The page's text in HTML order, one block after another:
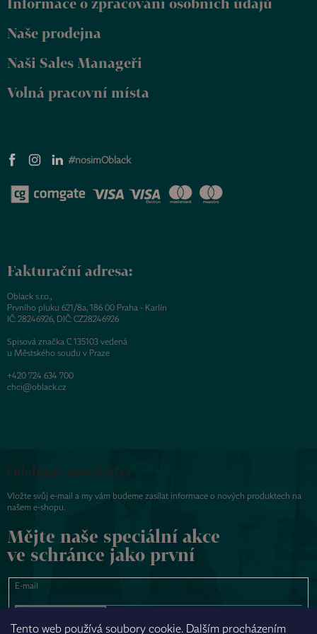
Tento web používá soubory cookie. Dalším procházením
Naše prodejna
Naši Sales Manageři
Volná pracovní místa
#nosimOblack
Fakturační adresa:
Oblack s.r.o.,
Prvního pluku 621/8a, 186 00 Praha - Karlín
IČ: 28246926, DIČ: CZ28246926
Spisová značka C 135103 vedená
u Městského soudu v Praze
+420 724 634 700
chci@oblack.cz
Odebírat newsletter
Vložte svůj e-mail a my vám budeme zasílat informace o nových produktech na
našem e-shopu.
Mějte naše speciální akce
ve schránce jako první
E-mail